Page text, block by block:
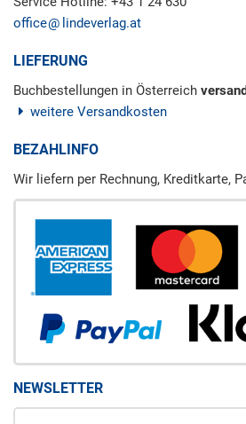
office
lindeverlag.at
LIEFERUNG
Buchbestellungen in Österreich
weitere Versandkosten
BEZAHLINFO
Wir liefern per Rechnung, Kreditkarte,
NEWSLETTER